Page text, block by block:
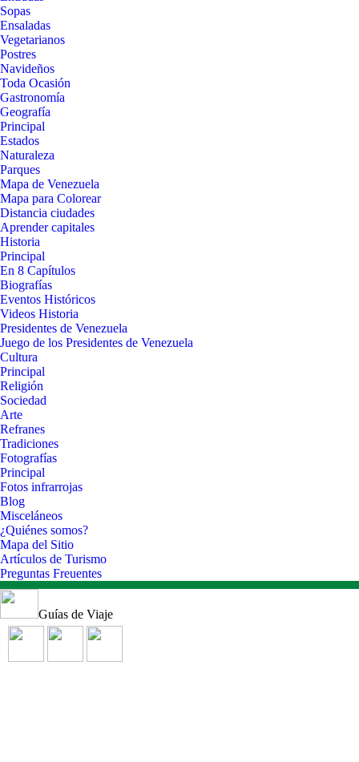
Sopas
Ensaladas
Vegetarianos
Postres
Navideños
Toda Ocasión
Gastronomía
Geografía
Principal
Estados
Naturaleza
Parques
Mapa de Venezuela
Mapa para Colorear
Distancia ciudades
Aprender capitales
Historia
Principal
En 8 Capítulos
Biografías
Eventos Históricos
Videos Historia
Presidentes de Venezuela
Juego de los Presidentes de Venezuela
Cultura
Principal
Religión
Sociedad
Arte
Refranes
Tradiciones
Fotografías
Principal
Fotos infrarrojas
Blog
Misceláneos
¿Quiénes somos?
Mapa del Sitio
Artículos de Turismo
Preguntas Freuentes
Guías de Viaje